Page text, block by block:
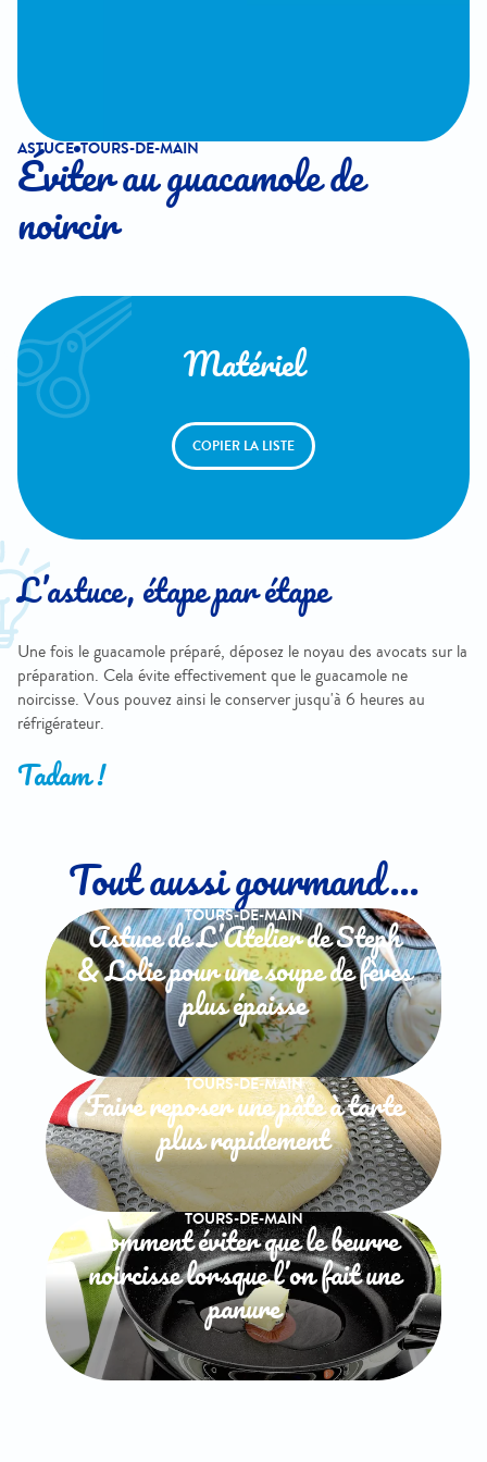
ASTUCE TOURS-DE-MAIN
Éviter au guacamole de
noircir
Matériel
COPIER LA LISTE
L’astuce, étape par étape
Une fois le guacamole préparé, déposez le noyau des avocats sur la
préparation. Cela évite effectivement que le guacamole ne
noircisse. Vous pouvez ainsi le conserver jusqu'à 6 heures au
réfrigérateur.
Tadam !
Tout aussi gourmand...
TOURS-DE-MAIN
Astuce de L’Atelier de Steph
& Lolie pour une soupe de fèves
plus épaisse
TOURS-DE-MAIN
Faire reposer une pâte à tarte
plus rapidement
TOURS-DE-MAIN
Comment éviter que le beurre
noircisse lorsque l’on fait une
panure